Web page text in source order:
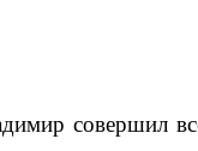
совершил